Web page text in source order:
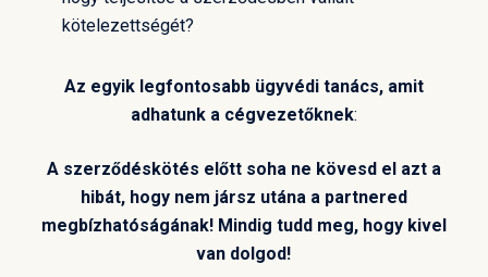
kötelezettségét?
Az egyik legfontosabb ügyvédi tanács, amit
adhatunk a cégvezetőknek:
A szerződéskötés előtt soha ne kövesd el azt a
hibát, hogy nem jársz utána a partnered
megbízhatóságának! Mindig tudd meg, hogy kivel
van dolgod!